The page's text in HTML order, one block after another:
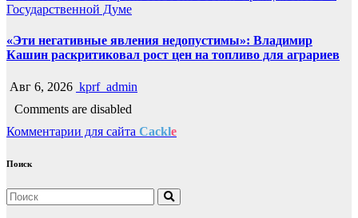
Государственной Думе
«Эти негативные явления недопустимы»: Владимир
Кашин раскритиковал рост цен на топливо для аграриев
Авг 6, 2026 kprf_admin
Comments are disabled
Комментарии для сайта Cackle
Поиск